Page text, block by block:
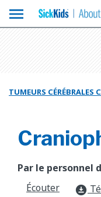
menu
TUMEURS
Par le personnel
Écouter
download_for_offline